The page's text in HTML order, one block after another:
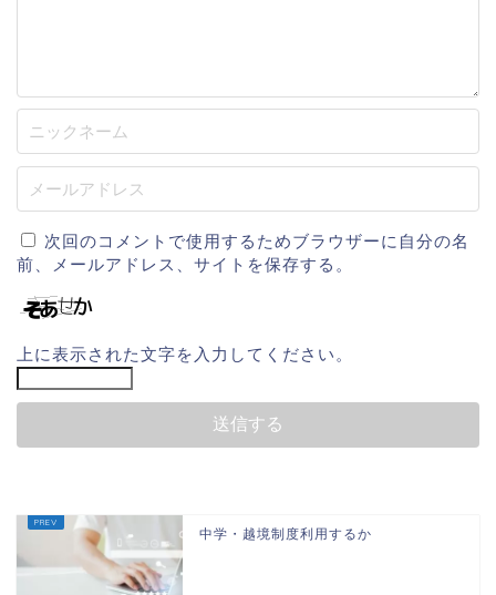
次回のコメントで使用するためブラウザーに自分の名
前、メールアドレス、サイトを保存する。
上に表示された文字を入力してください。
中学・越境制度利用するか